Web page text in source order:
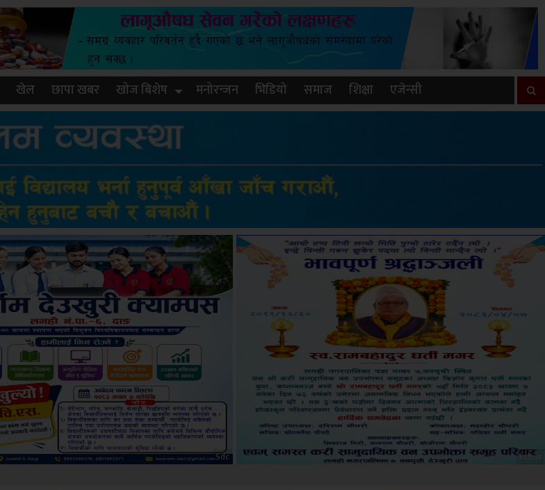
खेल छापा खबर खोज बिशेष मनोरन्जन भिडियो समाज शिक्षा एजेन्सी
ksbus Amb